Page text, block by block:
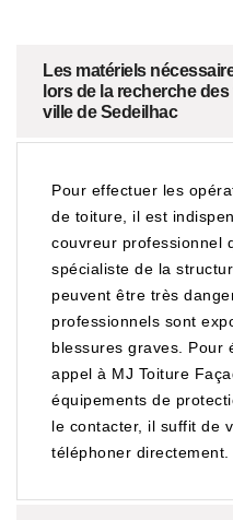
Les matériels
lors de la recherche
ville de Sedeilhac
Pour effectuer les
de toiture, il est
couvreur professionnel
spécialiste de la
peuvent être très
professionnels sont
blessures graves. Pour
appel à MJ Toiture
équipements de
le contacter, il suffit de
téléphoner directement.